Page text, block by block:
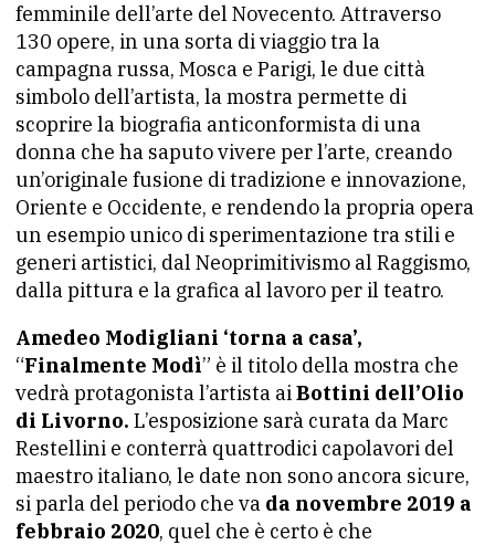
femminile dell’arte del Novecento. Attraverso
130 opere, in una sorta di viaggio tra la
campagna russa, Mosca e Parigi, le due città
simbolo dell’artista, la mostra permette di
scoprire la biografia anticonformista di una
donna che ha saputo vivere per l’arte, creando
un’originale fusione di tradizione e innovazione,
Oriente e Occidente, e rendendo la propria opera
un esempio unico di sperimentazione tra stili e
generi artistici, dal Neoprimitivismo al Raggismo,
dalla pittura e la grafica al lavoro per il teatro.
Amedeo Modigliani ‘torna a casa’,
“Finalmente Modì” è il titolo della mostra che
vedrà protagonista l’artista aiBottini dell’Olio
di Livorno. L’esposizione sarà curata da Marc
Restellini e conterrà quattrodici capolavori del
maestro italiano, le date non sono ancora sicure,
si parla del periodo che va da novembre 2019 a
febbraio 2020, quel che è certo è che